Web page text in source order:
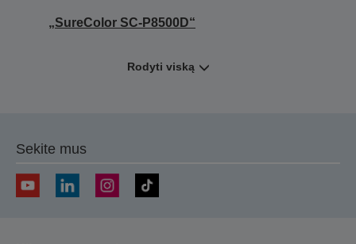
„SureColor SC-P8500D“
Rodyti viską
Sekite mus